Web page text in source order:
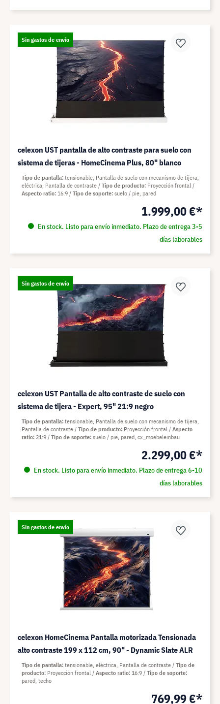
Sin gastos de envío
celexon UST pantalla de alto contraste para suelo con
sistema de tijeras - HomeCinema Plus, 80" blanco
1.999,00 €*
En stock. Listo para envío inmediato. Plazo de entrega 3-5
días laborables
Tipo de pantalla tensionable, Pantalla de suelo con mecanismo de tijera,
eléctrica, Pantalla de contraste
Tipo de producto Proyección frontal
Aspecto ratio 16:9 Tipo de soporte suelo / pie, pared
Sin gastos de envío
celexon UST Pantalla de alto contraste de suelo con
sistema de tijera - Expert, 95" 21:9 negro
2.299,00 €*
En stock. Listo para envío inmediato. Plazo de entrega 6-10
días laborables
Tipo de pantalla tensionable, Pantalla de suelo con mecanismo de tijera,
Pantalla de contraste
Tipo de producto Proyección frontal
Aspecto
ratio 21:9 Tipo de soporte suelo / pie, pared, cx_moebeleinbau
Sin gastos de envío
celexon HomeCinema Pantalla motorizada Tensionada
alto contraste 199 x 112 cm, 90" - Dynamic Slate ALR
769,99 €*
Tipo de pantalla tensionable, eléctrica, Pantalla de contraste
Tipo de
producto Proyección frontal Aspecto ratio 16:9
Tipo de soporte
pared, techo